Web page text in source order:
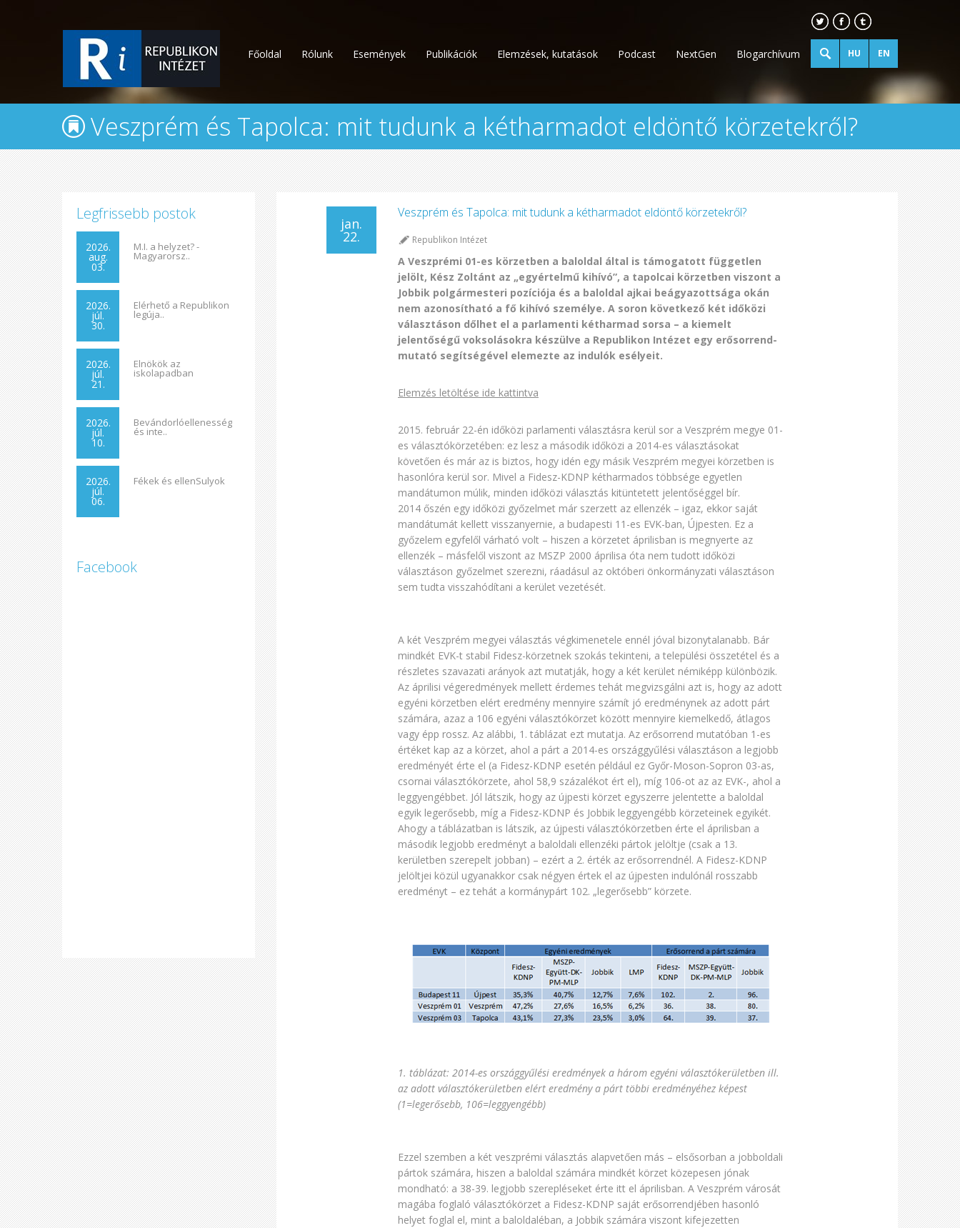
EN
HU
Blogarchívum
NextGen
Podcast
Elemzések, kutatások
Publikációk
Események
Rólunk
Főoldal
Veszprém és Tapolca: mit tudunk a kétharmadot eldöntő körzetekről?
Legfrissebb postok
2026.
aug.
03.
M.I. a helyzet? -
Magyarorsz..
2026.
júl.
30.
Elérhető a Republikon
legúja..
2026.
júl.
21.
Elnökök az
iskolapadban
2026.
júl.
10.
Bevándorlóellenesség
és inte..
2026.
júl.
06.
Fékek és ellenSulyok
Facebook
jan.
22.
Veszprém és Tapolca: mit tudunk a kétharmadot eldöntő körzetekről?
Republikon Intézet
A Veszprémi 01-es körzetben a baloldal által is támogatott független
jelölt, Kész Zoltánt az „egyértelmű kihívó”, a tapolcai körzetben viszont a
Jobbik polgármesteri pozíciója és a baloldal ajkai beágyazottsága okán
nem azonosítható a fő kihívó személye. A soron következő két időközi
választáson dőlhet el a parlamenti kétharmad sorsa – a kiemelt
jelentőségű voksolásokra készülve a Republikon Intézet egy erősorrend-
mutató segítségével elemezte az indulók esélyeit.
Elemzés letöltése ide kattintva
2015. február 22-én időközi parlamenti választásra kerül sor a Veszprém megye 01-
es választókörzetében: ez lesz a második időközi a 2014-es választásokat
követően és már az is biztos, hogy idén egy másik Veszprém megyei körzetben is
hasonlóra kerül sor. Mivel a Fidesz-KDNP kétharmados többsége egyetlen
mandátumon múlik, minden időközi választás kitüntetett jelentőséggel bír.
2014 őszén egy időközi győzelmet már szerzett az ellenzék – igaz, ekkor saját
mandátumát kellett visszanyernie, a budapesti 11-es EVK-ban, Újpesten. Ez a
győzelem egyfelől várható volt – hiszen a körzetet áprilisban is megnyerte az
ellenzék – másfelől viszont az MSZP 2000 áprilisa óta nem tudott időközi
választáson győzelmet szerezni, ráadásul az októberi önkormányzati választáson
sem tudta visszahódítani a kerület vezetését.
A két Veszprém megyei választás végkimenetele ennél jóval bizonytalanabb. Bár
mindkét EVK-t stabil Fidesz-körzetnek szokás tekinteni, a települési összetétel és a
részletes szavazati arányok azt mutatják, hogy a két kerület némiképp különbözik.
Az áprilisi végeredmények mellett érdemes tehát megvizsgálni azt is, hogy az adott
egyéni körzetben elért eredmény mennyire számít jó eredménynek az adott párt
számára, azaz a 106 egyéni választókörzet között mennyire kiemelkedő, átlagos
vagy épp rossz. Az alábbi, 1. táblázat ezt mutatja. Az erősorrend mutatóban 1-es
értéket kap az a körzet, ahol a párt a 2014-es országgyűlési választáson a legjobb
eredményét érte el (a Fidesz-KDNP esetén például ez Győr-Moson-Sopron 03-as,
csornai választókörzete, ahol 58,9 százalékot ért el), míg 106-ot az az EVK-, ahol a
leggyengébbet. Jól látszik, hogy az újpesti körzet egyszerre jelentette a baloldal
egyik legerősebb, míg a Fidesz-KDNP és Jobbik leggyengébb körzeteinek egyikét.
Ahogy a táblázatban is látszik, az újpesti választókörzetben érte el áprilisban a
második legjobb eredményt a baloldali ellenzéki pártok jelöltje (csak a 13.
kerületben szerepelt jobban) – ezért a 2. érték az erősorrendnél. A Fidesz-KDNP
jelöltjei közül ugyanakkor csak négyen értek el az újpesten indulónál rosszabb
eredményt – ez tehát a kormánypárt 102. „legerősebb” körzete.
1. táblázat: 2014-es országgyűlési eredmények a három egyéni választókerületben ill.
az adott választókerületben elért eredmény a párt többi eredményéhez képest
(1=legerősebb, 106=leggyengébb)
Ezzel szemben a két veszprémi választás alapvetően más – elsősorban a jobboldali
pártok számára, hiszen a baloldal számára mindkét körzet közepesen jónak
mondható: a 38-39. legjobb szerepléseket érte itt el áprilisban. A Veszprém városát
magába foglaló választókörzet a Fidesz-KDNP saját erősorrendjében hasonló
helyet foglal el, mint a baloldaléban, a Jobbik számára viszont kifejezetten